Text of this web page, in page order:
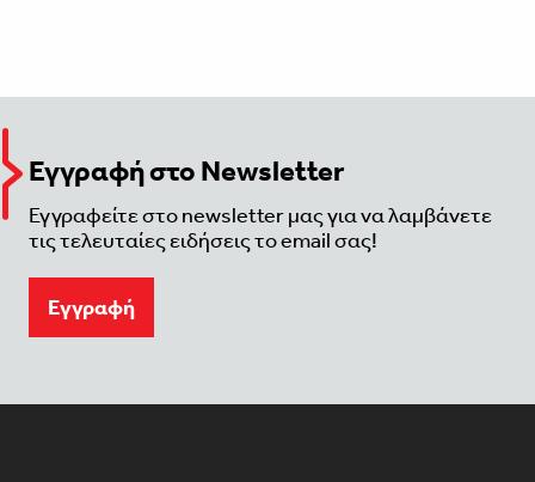
Εγγραφή στο Newsletter
Εγγραφείτε στο newsletter μας για να λαμβάνετε
τις τελευταίες ειδήσεις το email σας!
Eγγραφή